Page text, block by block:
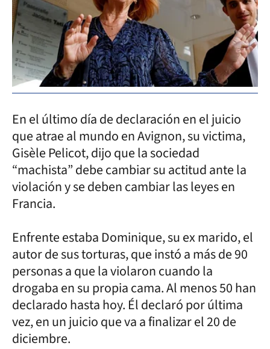
En el último día de declaración en el juicio
que atrae al mundo en Avignon, su victima,
Gisèle Pelicot, dijo que la sociedad
“machista” debe cambiar su actitud ante la
violación y se deben cambiar las leyes en
Francia.
Enfrente estaba Dominique, su ex marido, el
autor de sus torturas, que instó a más de 90
personas a que la violaron cuando la
drogaba en su propia cama. Al menos 50 han
declarado hasta hoy. Él declaró por última
vez, en un juicio que va a finalizar el 20 de
diciembre.